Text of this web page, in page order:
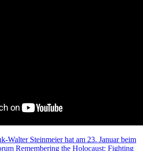
Walter Steinmeier hat am 23. Januar beim
Remembering the Holocaust: Fighting